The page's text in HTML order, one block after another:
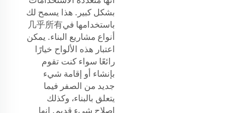
بشكل كبير. هذا يسمح لك
باستخدامها في几乎所有
أنواع مشاريع البناء. يمكن
اعتبار هذه الألواح خيارًا
رائعًا سواء كنت تقوم
بإنشاء أو إقامة شيء
جديد من الصفر فيما
يتعلق بالبناء، وكذلك
إصلاح شيء قديم. إنها